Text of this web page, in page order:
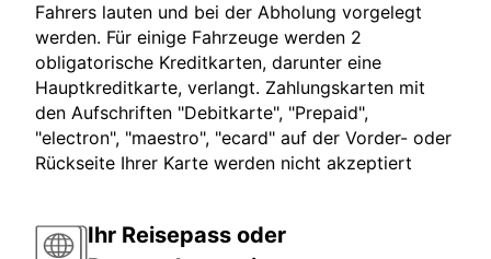
Fahrers lauten und bei der Abholung vorgelegt
werden. Für einige Fahrzeuge werden 2
obligatorische Kreditkarten, darunter eine
Hauptkreditkarte, verlangt. Zahlungskarten mit
den Aufschriften "Debitkarte", "Prepaid",
"electron", "maestro", "ecard" auf der Vorder- oder
Rückseite Ihrer Karte werden nicht akzeptiert
Ihr Reisepass oder